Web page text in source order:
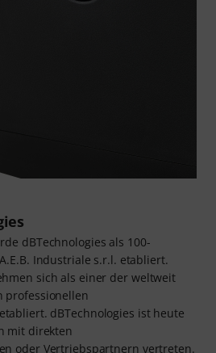
dBTechnologies als 100-
Industriale s.r.l. etabliert.
sich als einer der weltweit
professionellen
dBTechnologies ist heute
mit direkten
oder Vertriebspartnern vertreten.